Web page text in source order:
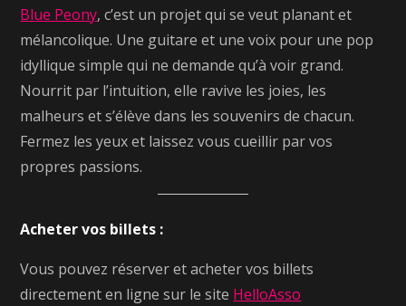
Blue Peony, c’est un projet qui se veut planant et
mélancolique. Une guitare et une voix pour une pop
idyllique simple qui ne demande qu’à voir grand.
Nourrit par l’intuition, elle ravive les joies, les
malheurs et s’élève dans les souvenirs de chacun.
Fermez les yeux et laissez vous cueillir par vos
propres passions.
Acheter vos billets :
Vous pouvez réserver et acheter vos billets
directement en ligne sur le site HelloAsso